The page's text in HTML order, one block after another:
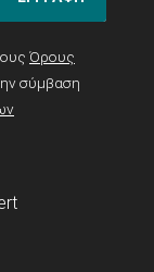
Όρους
σύμβαση